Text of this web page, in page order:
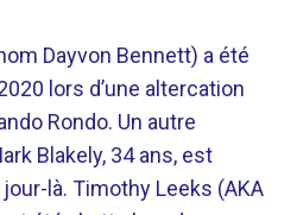
Dayvon Bennett) a été
lors d’une altercation
Rondo. Un autre
Blakely, 34 ans, est
là. Timothy Leeks (AKA